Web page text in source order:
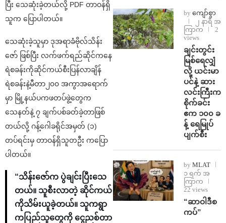
ပြီး သေဆုံးခဲ့တယ်လို့ PDF တာဝန်ရှိ
သူက ပြောပါတယ်။
သေဆုံးခဲ့သူမှာ ဒုအရာခံဗိုလ်သိန်း
ဇော် ဖြစ်ပြီး လက်ဖက်ရည်ဆိုင်ကနေ
ရဲစခန်းကိုဆိုင်ကယ်စီးပြန်လာချိန်
ရဲစခန်းနဲ့မီတာ၂၀၀ အကွာအရောက်
မှာ မြို့နယ်ပကဖတပ်ဖွဲ့တွေက
သေနတ်နဲ့ ၇ ချက်ပစ်ခတ်ခဲ့တာဖြစ်
တယ်လို့ ဂန့်ဂေါခရိုင်အမှတ် (၁)
တပ်ရင်းမှ တာဝန်ရှိသူတဦး ကပြော
ပါတယ်။
“သိန်းဇော်က ပွဲချင်းပြီးသေ
တယ်။ သူစီးလာတဲ့ ဆိုင်ကယ်
ကိုသိမ်းယူခဲ့တယ်။ သူကရွာ
ကပြည်သူတွေကို ငွေညစ်တာ
by ကျော်စွာ
၂ နာရီ အ
ကြာက
2
views
ချင်းတွင်း
မြစ်ရေလျှံ
လို့ ယင်းမာ
ပင်နဲ့ ဆား
လင်းကြီးက
စိုက်ခင်း
ဧက ၁၀၀ ခ
န့် ရေမြုပ်
ပျက်စီး
by MLAT
၁ ရက် အ
ကြာက
22 views
“ဆာဝါဒီစ
ကပ်”